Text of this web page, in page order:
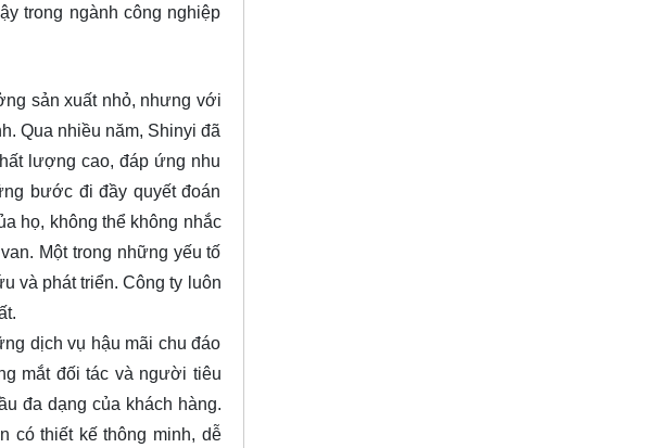
trong ngành công nghiệp
sản xuất nhỏ, nhưng với
Qua nhiều năm, Shinyi đã
lượng cao, đáp ứng nhu
bước đi đầy quyết đoán
họ, không thể không nhắc
Một trong những yếu tố
và phát triển. Công ty luôn
dịch vụ hậu mãi chu đáo
mắt đối tác và người tiêu
đa dạng của khách hàng.
có thiết kế thông minh, dễ